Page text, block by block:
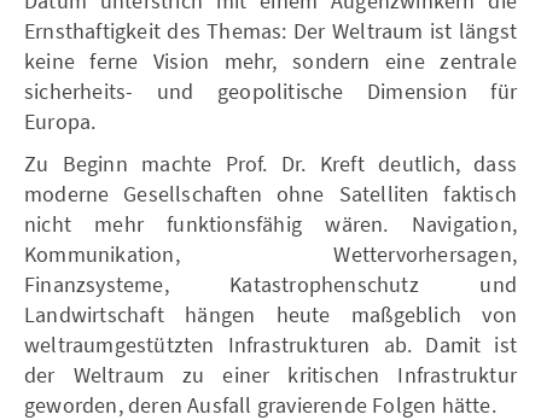
Ernsthaftigkeit des Themas: Der Weltraum ist längst
keine ferne Vision mehr, sondern eine zentrale
sicherheits- und geopolitische Dimension für
Europa.
Zu Beginn machte Prof. Dr. Kreft deutlich, dass
moderne Gesellschaften ohne Satelliten faktisch
nicht mehr funktionsfähig wären. Navigation,
Kommunikation, Wettervorhersagen,
Finanzsysteme, Katastrophenschutz und
Landwirtschaft hängen heute maßgeblich von
weltraumgestützten Infrastrukturen ab. Damit ist
der Weltraum zu einer kritischen Infrastruktur
geworden, deren Ausfall gravierende Folgen hätte.